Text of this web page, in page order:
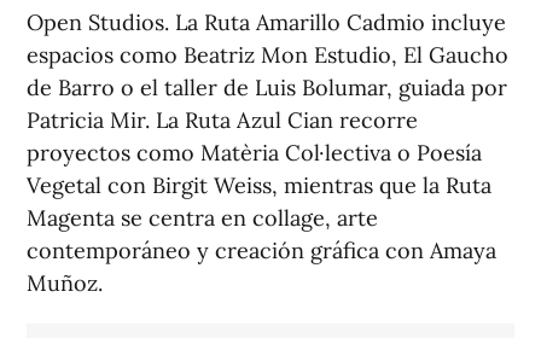
Open Studios. La Ruta Amarillo Cadmio incluye
espacios como Beatriz Mon Estudio, El Gaucho
de Barro o el taller de Luis Bolumar, guiada por
Patricia Mir. La Ruta Azul Cian recorre
proyectos como Matèria Col·lectiva o Poesía
Vegetal con Birgit Weiss, mientras que la Ruta
Magenta se centra en collage, arte
contemporáneo y creación gráfica con Amaya
Muñoz.